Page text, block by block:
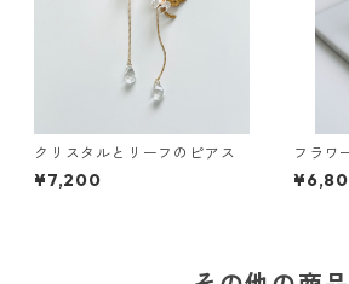
クリスタルとリーフのピアス
¥7,200
フラワ